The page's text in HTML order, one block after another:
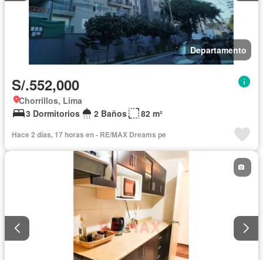
Departamento
S/.552,000
Chorrillos, Lima
3 Dormitorios
2 Baños 82 m²
Hace 2 días, 17 horas en - RE/MAX Dreams pe